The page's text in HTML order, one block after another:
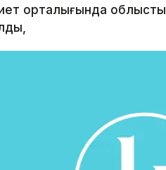
орталығында